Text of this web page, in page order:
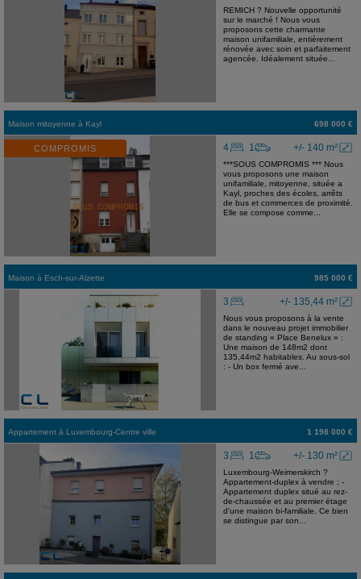
REMICH ? Nouvelle opportunité
sur le marché ! Nous vous
proposons cette charmante
maison unifamiliale, entièrement
rénovée avec soin et parfaitement
agencée. Idéalement située...
Maison mitoyenne à Kayl 698 000 €
COMPROMIS +/- 140 m²
4 1
***SOUS COMPROMIS *** Nous
vous proposons une maison
unifamiliale, mitoyenne, située a
Kayl, proches des écoles, arrêts
de bus et commerces de proximité.
Elle se compose comme...
Maison à Esch-sur-Alzette 985 000 €
+/- 135,44 m²
3
Nous vous proposons à la vente
dans le nouveau projet immobilier
de standing « Place Benelux » :
Une maison de 148m2 dont
135,44m2 habitables. Au sous-sol
: - Un box fermé ave...
Appartement à Luxembourg-Centre ville 1 198 000 €
+/- 130 m²
3 1
Luxembourg-Weimerskirch ?
Appartement-duplex à vendre ; -
Appartement duplex situé au rez-
de-chaussée et au premier étage
d'une maison bi-familiale. Ce bien
se distingue par son...